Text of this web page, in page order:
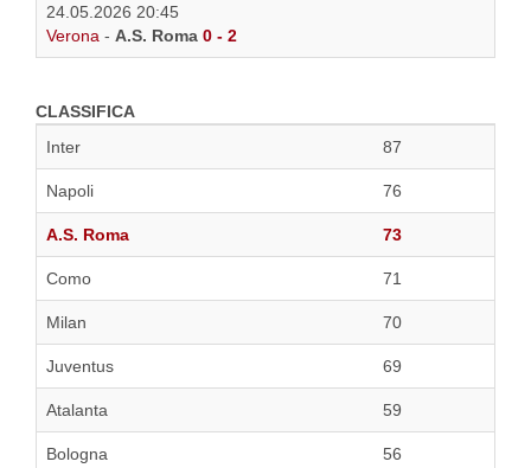
24.05.2026 20:45
Verona - A.S. Roma 0 - 2
CLASSIFICA
Inter
87
Napoli 76
A.S. Roma 73
Como 71
Milan 70
Juventus 69
Atalanta 59
Bologna 56